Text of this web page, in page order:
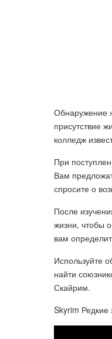
Обнаружение
присутствие
колледж
При
Вам
спросите о
После
жизни, чтобы
вам
Используйте
найти
Скайрим.
Skyrim Редкие